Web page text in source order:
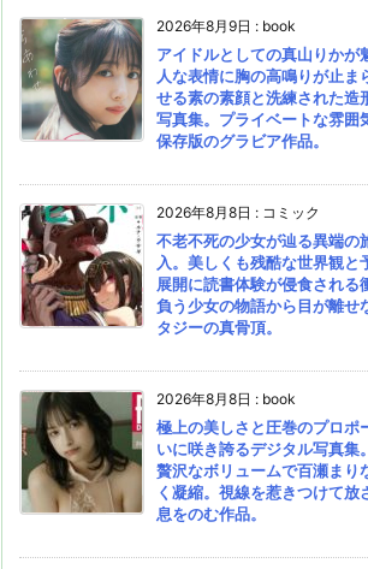
2026年8月9日 : book
アイドルとしての真山りかが
人な表情に胸の高鳴りが止ま
せる素の素顔と洗練された造
写真集。プライベートな雰囲
保存版のグラビア作品。
2026年8月8日 : コミック
不老不死の少女が辿る異端の
入。美しくも残酷な世界観と
展開に読書体験が侵食される
負う少女の物語から目が離せ
タジーの真骨頂。
2026年8月8日 : book
極上の美しさと圧巻のプロポ
いに咲き誇るデジタル写真集
贅沢なボリュームで百瀬まり
く凝縮。視線を惹きつけて放
息をのむ作品。